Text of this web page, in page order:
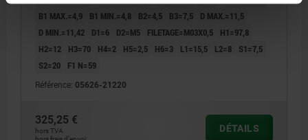
B1 MAX.=4,9
B1 MIN.=4,8 B2=4,5 B3=7,5
D MAX.=11,5
D MIN.=11,42
D1=6 D2=M5 FILETAGE=M03X0,5
H1=97,8
H2=12
H3=70 H4=2 H5=2,5 H6=3 L1=15,5 L2=8
S1=7,5
S2=20
F1 N=59
Référence: 05626-21220
325,25 €
hors TVA
DÉTAILS